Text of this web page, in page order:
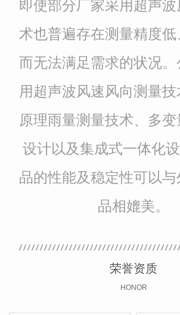
即使部分厂家采用超声
术也普遍存在测量精度
而无法满足需求的状况
用超声波风速风向测量
原理雨量测量技术、多
设计以及集成式一体化
品的性能及稳定性可以
品相媲美。
荣誉资质
HONOR